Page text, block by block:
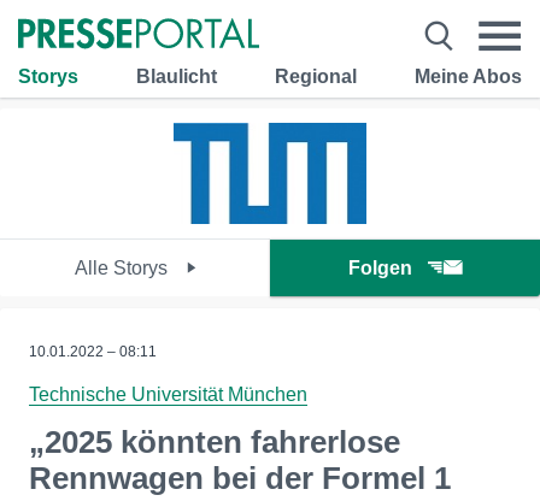
Storys Blaulicht Regional Meine Abos
Alle Storys Folgen
10.01.2022 – 08:11
Technische Universität München
„2025 könnten fahrerlose
Rennwagen bei der Formel 1